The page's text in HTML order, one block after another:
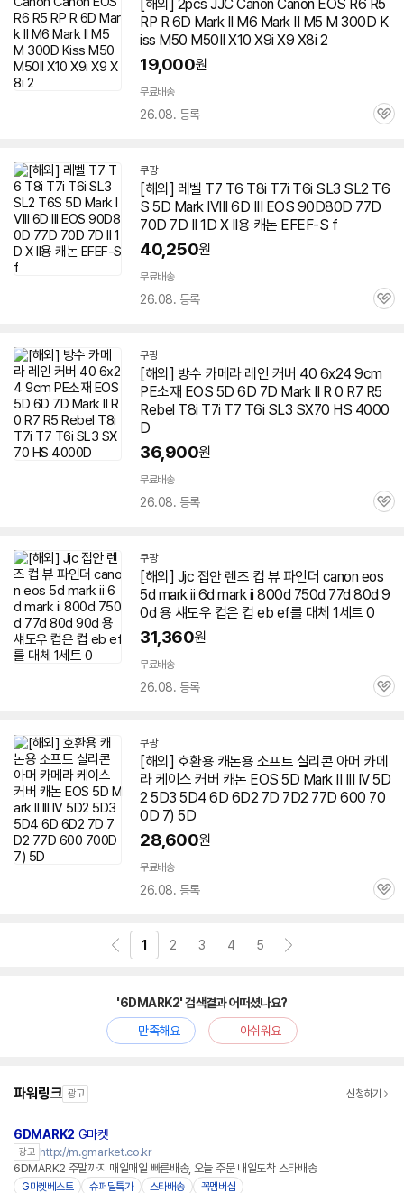
[해외] 2pcs JJC Canon Canon EOS R6 R5
RP R6D MarkII M6 MarkII M5 M 300D K
iss M50 M50II X10 X9i X9 X8i 2
19,000원
무료배송
26.08. 등록
관
쿠팡
[해외] 레벨 T7 T6 T8i T7i T6i SL3 SL2 T6
S 5D MarkIVIII 6D III EOS 90D80D 77D
70D 7D II 1D X II용 캐논 EFEF-S f
40,250원
무료배송
26.08. 등록
관
쿠팡
[해외] 방수 카메라 레인 커버 40 6x24 9cm
PE소재 EOS 5D 6D 7D MarkII R 0 R7 R5
Rebel T8i T7i T7 T6i SL3 SX70 HS 4000
D
36,900원
무료배송
26.08. 등록
관
쿠팡
[해외] Jjc 접안 렌즈 컵 뷰 파인더 canon eos
5d markii 6d markii 800d 750d 77d 80d 9
0d 용 섀도우 컵은 컵 eb ef를 대체 1세트 0
31,360원
무료배송
26.08. 등록
관
쿠팡
[해외] 호환용 캐논용 소프트 실리콘 아머 카메
라 케이스 커버 캐논 EOS 5D MarkII III IV 5D
2 5D3 5D4 6D 6D2 7D 7D2 77D 600 70
0D 7) 5D
28,600원
무료배송
26.08. 등록
관
1 2 3 4 5
'6DMARK2' 검색결과 어떠셨나요?
만족해요
아쉬워요
파워링크 광고 신청하기
6DMARK2 G마켓
광고 http://m.gmarket.co.kr
6DMARK2 주말까지 매일매일 빠른배송, 오늘 주문 내일도착 스타배송
G마켓베스트 슈퍼딜특가 스타배송 꼭멤버십